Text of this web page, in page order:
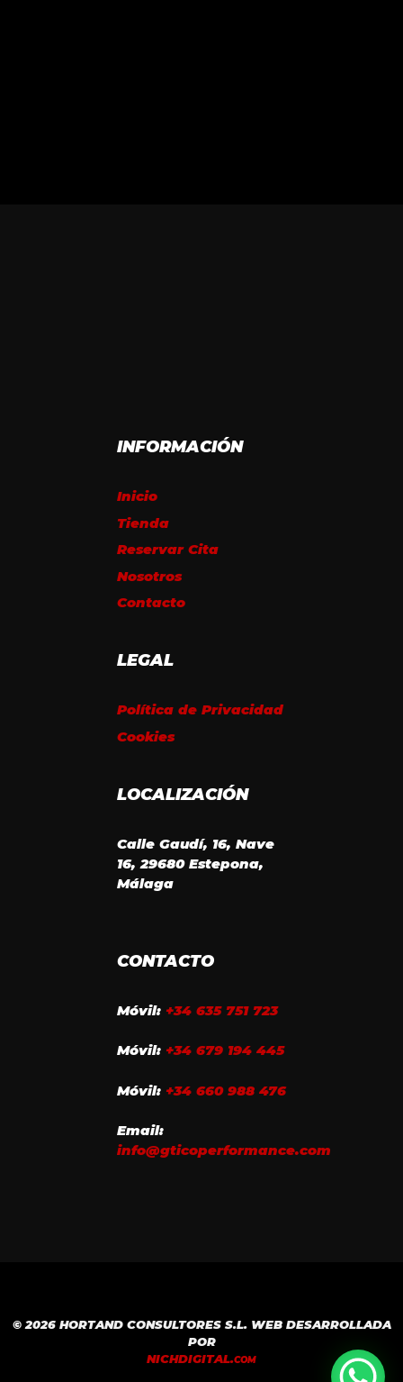
INFORMACIÓN
Inicio
Tienda
Reservar Cita
Nosotros
Contacto
LEGAL
Política de Privacidad
Cookies
LOCALIZACIÓN
Calle Gaudí, 16, Nave
16, 29680 Estepona,
Málaga
CONTACTO
Móvil: +34 635 751 723
Móvil: +34 679 194 445
Móvil: +34 660 988 476
Email:
info@gticoperformance.com
© 2026 HORTAND CONSULTORES S.L. WEB DESARROLLADA
POR
NICHDIGITAL.COM